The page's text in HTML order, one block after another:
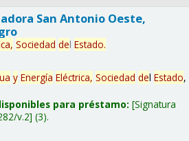
San Antonio Oeste,
Sociedad del Estado.
y Energía Eléctrica, Sociedad del Estado,
para préstamo: Signatura
v.2 (3).